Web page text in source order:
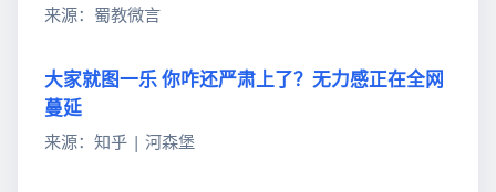
来源：蜀教微言
大家就图一乐 你咋还严肃上了？无力感正在全网
蔓延
来源：知乎 | 河森堡